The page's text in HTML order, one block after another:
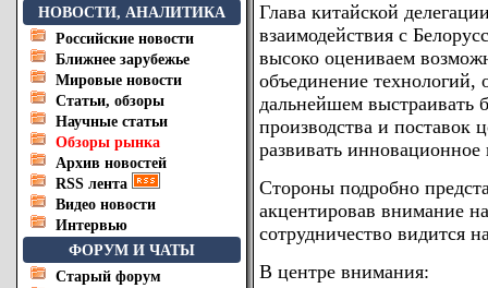
НОВОСТИ, АНАЛИТИКА
Российские новости
Ближнее зарубежье
Мировые новости
Статьи, обзоры
Научные статьи
Обзоры рынка
Архив новостей
RSS лента
Видео новости
Интервью
ФОРУМ И ЧАТЫ
Старый форум
Глава китайской
взаимодействия с
высоко оцениваем
объединение
дальнейшем выстраивать
производства и поставок
развивать инновационное
Стороны подробно
акцентировав внимание
сотрудничество видится
В центре внимания: